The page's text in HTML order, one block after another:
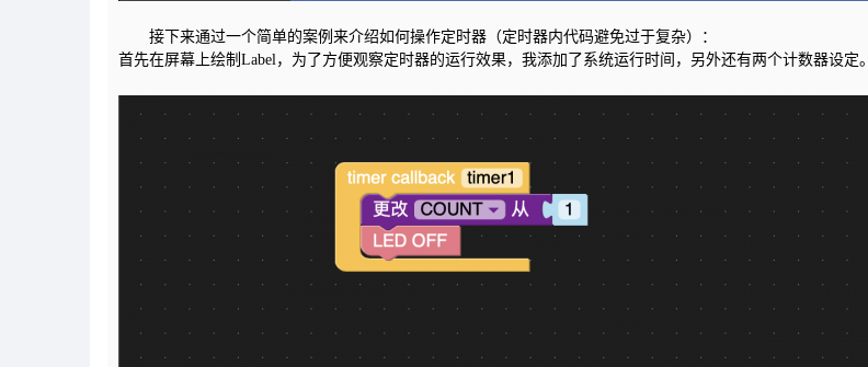
接下来通过一个简单的案例来介绍如何操作定时器（定时器内代码避免过于复杂）：
首先在屏幕上绘制Label，为了方便观察定时器的运行效果，我添加了系统运行时间，另外还有两个计数器设定。